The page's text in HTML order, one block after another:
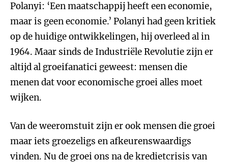
Polanyi: ‘Een maatschappij heeft een economie,
maar is geen economie.’ Polanyi had geen kritiek
op de huidige ontwikkelingen, hij overleed al in
1964. Maar sinds de Industriële Revolutie zijn er
altijd al groeifanatici geweest: mensen die
menen dat voor economische groei alles moet
wijken.
Van de weeromstuit zijn er ook mensen die groei
maar iets groezeligs en afkeurenswaardigs
vinden. Nu de groei ons na de kredietcrisis van